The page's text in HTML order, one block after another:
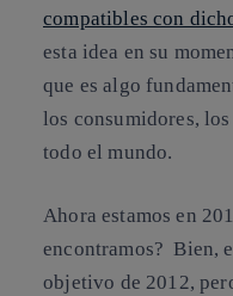
compatibles con
esta idea en su
que es algo
los consumidores,
todo el mundo.
Ahora estamos en
encontramos? Bien,
objetivo de 2012,